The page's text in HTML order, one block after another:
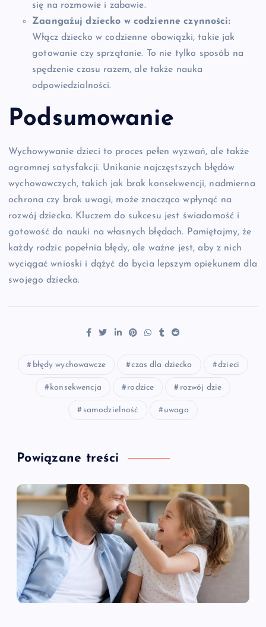
się na rozmowie i zabawie.
Zaangażuj dziecko w codzienne czynności:
Włącz dziecko w codzienne obowiązki, takie jak
gotowanie czy sprzątanie. To nie tylko sposób na
spędzenie czasu razem, ale także nauka
odpowiedzialności.
Podsumowanie
Wychowywanie dzieci to proces pełen wyzwań, ale także
ogromnej satysfakcji. Unikanie najczęstszych błędów
wychowawczych, takich jak brak konsekwencji, nadmierna
ochrona czy brak uwagi, może znacząco wpłynąć na
rozwój dziecka. Kluczem do sukcesu jest świadomość i
gotowość do nauki na własnych błędach. Pamiętajmy, że
każdy rodzic popełnia błędy, ale ważne jest, aby z nich
wyciągać wnioski i dążyć do bycia lepszym opiekunem dla
swojego dziecka.
błędy wychowawcze czas dla dziecka dzieci
konsekwencja rodzice rozwój dzie
samodzielność uwaga
Powiązane treści